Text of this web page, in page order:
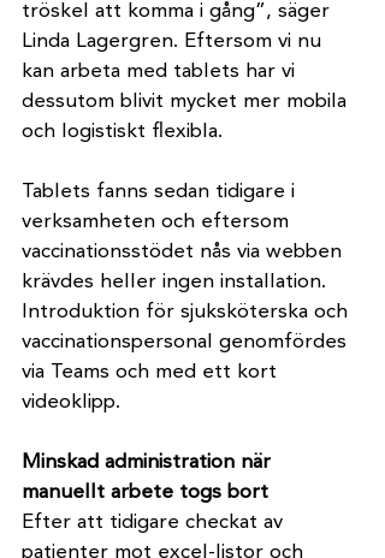
tröskel att komma i gång”, säger
Linda Lagergren. Eftersom vi nu
kan arbeta med tablets har vi
dessutom blivit mycket mer mobila
och logistiskt flexibla.
Tablets fanns sedan tidigare i
verksamheten och eftersom
vaccinationsstödet nås via webben
krävdes heller ingen installation.
Introduktion för sjuksköterska och
vaccinationspersonal genomfördes
via Teams och med ett kort
videoklipp.
Minskad administration när
manuellt arbete togs bort
Efter att tidigare checkat av
patienter mot excel-listor och